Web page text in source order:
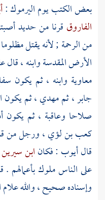
بعض الكتب يوماليرموك:
الفاروق قرنا من حديد
من الرحمة ; لأنه يقتل
الأرض المقدسة وابنه ، قال
معاوية وابنه ، ثم يكون
جابر، ثممهدي، ثم يكون
صلاحا وعاقبة ، ثم
كعب بن لؤي، ورجل من
قالأيوب : فكانابن
على الناس ملوك بأعمالهم .
وإسناده صحيح ، والله